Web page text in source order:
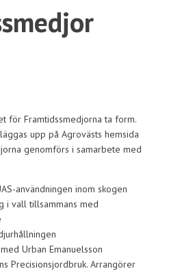
för Framtidssmedjorna ta form.
upp på Agrovästs hemsida
genomförs i samarbete med
användningen inom skogen
i vall tillsammans med
Urban Emanuelsson
Precisionsjordbruk. Arrangörer